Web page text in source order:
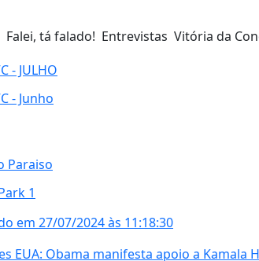
Falei, tá falado! Entrevistas Vitória da
em 27/07/2024 às 11:18:30
EUA: Obama manifesta apoio a Kamala